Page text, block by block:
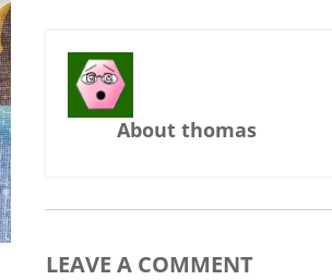
About thomas
LEAVE A COMMENT